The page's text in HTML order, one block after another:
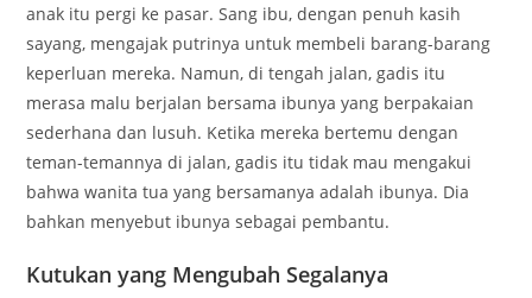
anak itu pergi ke pasar. Sang ibu, dengan penuh kasih
sayang, mengajak putrinya untuk membeli barang-barang
keperluan mereka. Namun, di tengah jalan, gadis itu
merasa malu berjalan bersama ibunya yang berpakaian
sederhana dan lusuh. Ketika mereka bertemu dengan
teman-temannya di jalan, gadis itu tidak mau mengakui
bahwa wanita tua yang bersamanya adalah ibunya. Dia
bahkan menyebut ibunya sebagai pembantu.
Kutukan yang Mengubah Segalanya